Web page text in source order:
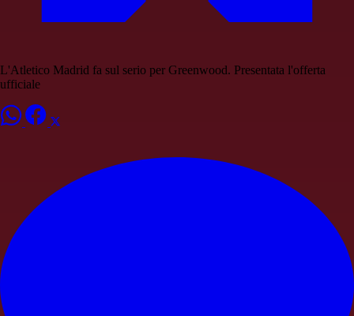
L'Atletico Madrid fa sul serio per Greenwood. Presentata l'offerta
ufficiale